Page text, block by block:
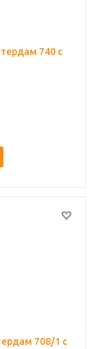
740 с
708/1 с